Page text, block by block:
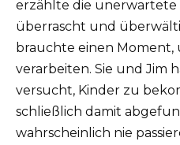
erzählte die unerwartete
überrascht und
brauchte einen Moment,
verarbeiten. Sie und Jim
versucht, Kinder zu
schließlich damit
wahrscheinlich nie